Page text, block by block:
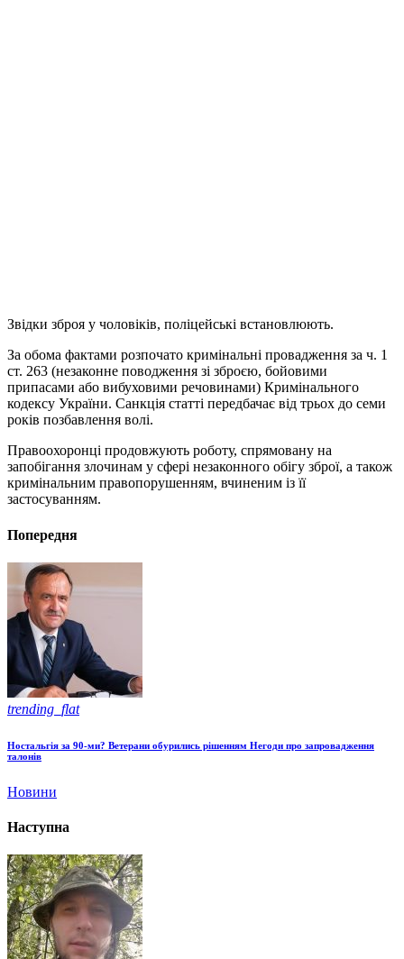
Звідки зброя у чоловіків, поліцейські встановлюють.
За обома фактами розпочато кримінальні провадження за ч. 1
ст. 263 (незаконне поводження зі зброєю, бойовими
припасами або вибуховими речовинами) Кримінального
кодексу України. Санкція статті передбачає від трьох до семи
років позбавлення волі.
Правоохоронці продовжують роботу, спрямовану на
запобігання злочинам у сфері незаконного обігу зброї, а також
кримінальним правопорушенням, вчиненим із її
застосуванням.
Попередня
trending_flat
Ностальгія за 90-ми? Ветерани обурились рішенням Негоди про запровадження
талонів
Новини
Наступна